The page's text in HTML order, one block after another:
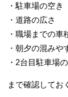
・駐車場の空き
・道路の広さ
・職場までの車
・朝夕の混みや
・2台目駐車場
まで確認してお